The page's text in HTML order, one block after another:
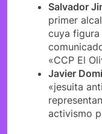
Salvador
primer
cuya
«CCP El
Javier
«jesuita
activismo